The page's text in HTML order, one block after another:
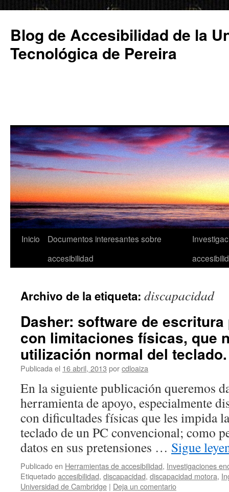
contenido
Blog de Accesibilidad de la
Tecnológica de Pereira
Inicio
Documentos interesantes sobre
accesibilidad
Archivo de la etiqueta: discapacidad
Dasher: software de
con limitaciones físicas, que
utilización normal del teclado.
Publicada el 16 abril, 2013 porcdloaiza
En la siguiente publicación queremos
herramienta de apoyo, especialmente
con dificultades físicas que les impida
teclado de un PC convencional; como
datos en sus pretensiones … Sigue
Publicado en Herramientas de accesibilidad, Investigaciones
Etiquetadoaccesibilidad, discapacidad, discapacidad motora,
Universidad de Cambridge | Deja un comentario